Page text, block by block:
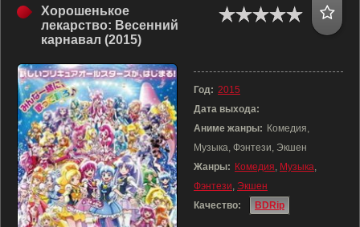
Хорошенькое
лекарство: Весенний
карнавал (2015)
Год: 2015
Дата выхода:
Аниме жанры: Комедия,
Музыка, Фэнтези, Экшен
Жанры: Комедия, Музыка,
Фэнтези, Экшен
Качество:
BDRip